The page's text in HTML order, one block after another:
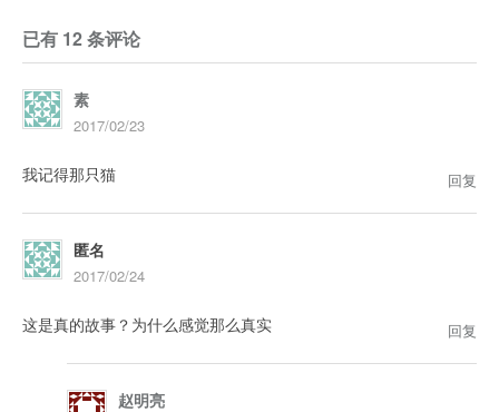
已有 12 条评论
素
2017/02/23
我记得那只猫 回复
匿名
2017/02/24
这是真的故事？为什么感觉那么真实 回复
赵明亮